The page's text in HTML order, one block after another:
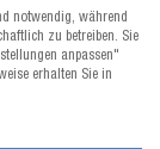
uns direkt an
notwendig, während
zu betreiben. Sie
anpassen"
erhalten Sie in